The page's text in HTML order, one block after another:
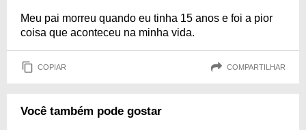
Meu pai morreu quando eu tinha 15 anos e foi a pior
coisa que aconteceu na minha vida.
COPIAR COMPARTILHAR
Você também pode gostar